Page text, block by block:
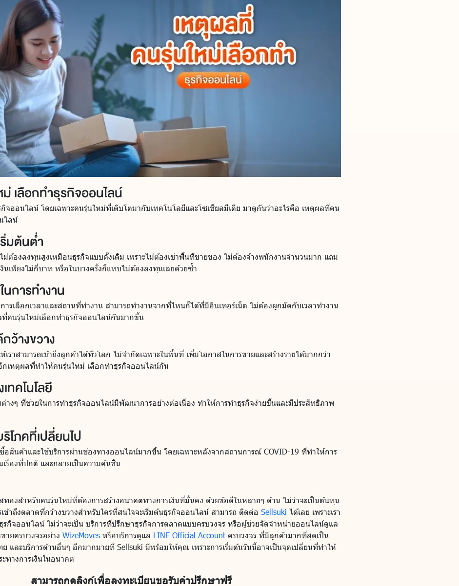
เลือกทำธุรกิจออนไลน์
จออนไลน์ โดยเฉพาะคนรุ่นใหม่ที่เติบโตมากับเทคโนโลยีและโซเชียลมีเดีย มาดูกันว่าอะไรคือ เหตุผลที่คน
ไลน์
มต้นต่ำ
ม่ต้องลงทุนสูงเหมือนธุรกิจแบบดั้งเดิม เพราะไม่ต้องเช่าพื้นที่ขายของ ไม่ต้องจ้างพนักงานจำนวนมาก แถม
งินเพียงไม่กี่บาท หรือในบางครั้งก็แทบไม่ต้องลงทุนเลยด้วยซ้ำ
การทำงาน
ารเลือกเวลาและสถานที่ทำงาน สามารถทำงานจากที่ไหนก็ได้ที่มีอินเทอร์เน็ต ไม่ต้องผูกมัดกับเวลาทำงาน
ที่คนรุ่นใหม่เลือกทำธุรกิจออนไลน์กันมากขึ้น
ว้างขวาง
ราสามารถเข้าถึงลูกค้าได้ทั่วโลก ไม่จำกัดเฉพาะในพื้นที่ เพิ่มโอกาสในการขายและสร้างรายได้มากกว่า
กเหตุผลที่ทำให้คนรุ่นใหม่ เลือกทำธุรกิจออนไลน์กัน
ทคโนโลยี
างๆ ที่ช่วยในการทำธุรกิจออนไลน์มีพัฒนาการอย่างต่อเนื่อง ทำให้การทำธุรกิจง่ายขึ้นและมีประสิทธิภาพ
ภคที่เปลี่ยนไป
สินค้าและใช้บริการผ่านช่องทางออนไลน์มากขึ้น โดยเฉพาะหลังจากสถานการณ์ COVID-19 ที่ทำให้การ
รื่องที่ปกติ และกลายเป็นความคุ้นชิน
องสำหรับคนรุ่นใหม่ที่ต้องการสร้างอนาคตทางการเงินที่มั่นคง ด้วยข้อดีในหลายๆ ด้าน ไม่ว่าจะเป็นต้นทุน
ข้าถึงตลาดที่กว้างขวางสำหรับใครที่สนใจจะเริ่มต้นธุรกิจออนไลน์ สามารถ ติดต่อ Sellsuki ได้เลย เพราะเรา
รกิจออนไลน์ ไม่ว่าจะเป็น บริการที่ปรึกษาธุรกิจการตลาดแบบครบวงจร หรือผู้ช่วยจัดจำหน่ายออนไลน์ดูแล
ยครบวงจรอย่าง WizeMoves หรือบริการดูแล LINE Official Accountครบวงจร ที่มีลูกค้ามากที่สุดเป็น
และบริการด้านอื่นๆ อีกมากมายที่ Sellsuki มีพร้อมให้คุณ เพราะการเริ่มต้นวันนี้อาจเป็นจุดเปลี่ยนที่ทำให้
ทางการเงินในอนาคต
สามารถกดลิงก์เพื่อลงทะเบียนขอรับคำปรึกษาฟรี